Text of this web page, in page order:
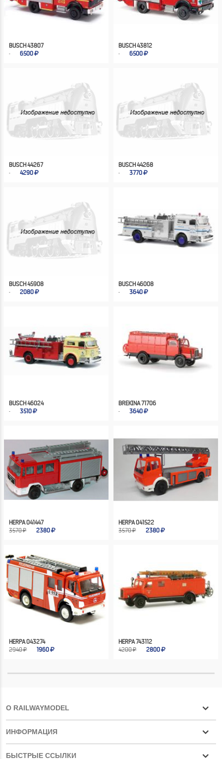
BUSCH 43807
6500
BUSCH 43812
6500
BUSCH 44267
4290
BUSCH 44268
3770
BUSCH 45908
2080
BUSCH 46008
3640
BUSCH 46024
3510
BREKINA 71706
3640
HERPA 041447
3570 ₽
2380
HERPA 041522
3570 ₽
2380
HERPA 043274
2940 ₽
1960
HERPA 743112
4200 ₽
2800
О RAILWAYMODEL
ИНФОРМАЦИЯ
БЫСТРЫЕ ССЫЛКИ